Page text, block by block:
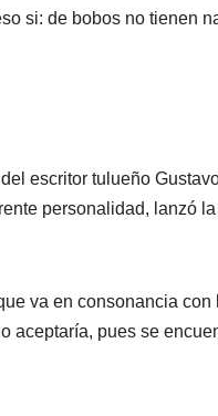
si: de bobos no tienen
escritor tulueño
personalidad, lanzó
va en consonancia con
aceptaría, pues se